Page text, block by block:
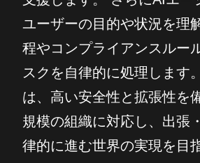
ユーザーの目的や状況を理
程やコンプライアンスルー
スクを自律的に処理します
は、高い安全性と拡張性を
規模の組織に対応し、出張
律的に進む世界の実現を目